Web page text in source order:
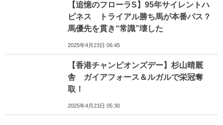
【追憶のフローラS】95年サイレントハ
ピネス トライアル勝ち馬が本番パス？
馬優先を貫き“常識”壊した
2025年4月23日 06:45
【香港チャンピオンズデー】杉山晴厩
舎 ガイアフォース＆ルガルで栄冠奪
取！
2025年4月23日 05:30